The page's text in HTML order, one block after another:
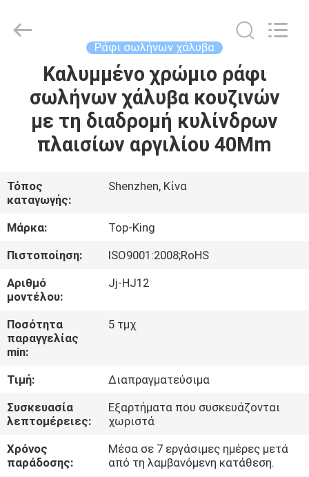
ΣΠΊΤΙ
ΠΡΟΪΌΝΤΑ
ΜΕ
ΕΜΆΣ
ΕΠΙΣΚΈΨΕΙΣ
ΣΤΟ
ΕΡΓΟΣΤΆΣΙΟ
ΈΛΕΓΧΟΣ
ΠΟΙΌΤΗΤΑΣ
ΕΠΙΚΟΙΝΩΝΉΣΤΕ
ΜΑΖΊ
ΜΑΣ
Ράφι σωλήνων χάλυβα
Καλυμμένο χρώμιο ράφι
σωλήνων χάλυβα κουζινών
με τη διαδρομή κυλίνδρων
πλαισίων αργιλίου 40Mm
Τόπος
καταγωγής:
Shenzhen, Κίνα
Μάρκα:
Top-King
Πιστοποίηση:
ISO9001:2008;RoHS
Αριθμό
μοντέλου:
Jj-HJ12
Ποσότητα
παραγγελίας
min:
5 τμχ
Τιμή:
Διαπραγματεύσιμα
Συσκευασία
λεπτομέρειες:
Εξαρτήματα που συσκευάζονται
χωριστά
Χρόνος
παράδοσης:
Μέσα σε 7 εργάσιμες ημέρες μετά
από τη λαμβανόμενη κατάθεση.